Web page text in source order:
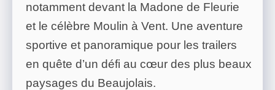
notamment devant la Madone de Fleurie
et le célèbre Moulin à Vent. Une aventure
sportive et panoramique pour les trailers
en quête d’un défi au cœur des plus beaux
paysages du Beaujolais.